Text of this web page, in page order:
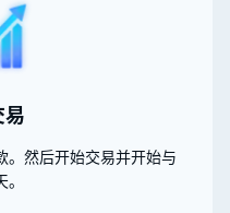
易
。然后开始交易并开始与